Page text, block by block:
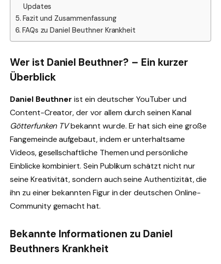
Updates
Fazit und Zusammenfassung
FAQs zu Daniel Beuthner Krankheit
Wer ist Daniel Beuthner? – Ein kurzer
Überblick
Daniel Beuthner ist ein deutscher YouTuber und
Content-Creator, der vor allem durch seinen Kanal
Götterfunken TVbekannt wurde. Er hat sich eine große
Fangemeinde aufgebaut, indem er unterhaltsame
Videos, gesellschaftliche Themen und persönliche
Einblicke kombiniert. Sein Publikum schätzt nicht nur
seine Kreativität, sondern auch seine Authentizität, die
ihn zu einer bekannten Figur in der deutschen Online-
Community gemacht hat.
Bekannte Informationen zu Daniel
Beuthners Krankheit